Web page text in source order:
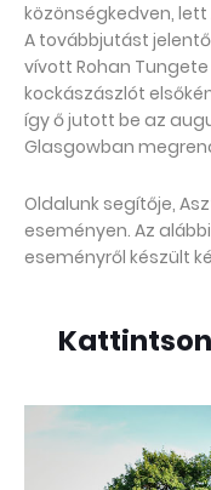
közönségkedven,
A továbbjutást
vívott Rohan Tungete
kockászászlót
így ő jutott be az
Glasgowban
Oldalunk segítője,
eseményen. Az
eseményről készült